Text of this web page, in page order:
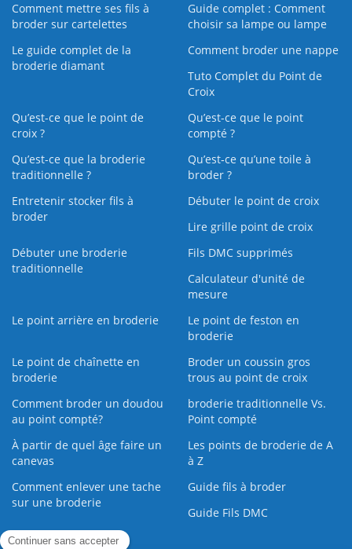
Comment mettre ses fils à
broder sur cartelettes
Guide complet : Comment
choisir sa lampe ou lampe
Le guide complet de la
broderie diamant
Comment broder une nappe
Tuto Complet du Point de
Croix
Qu’est-ce que le point de
croix ?
Qu’est-ce que le point
compté ?
Qu’est-ce que la broderie
traditionnelle ?
Qu’est‑ce qu’une toile à
broder ?
Entretenir stocker fils à
broder
Débuter le point de croix
Lire grille point de croix
Débuter une broderie
traditionnelle
Fils DMC supprimés
Calculateur d'unité de
mesure
Le point arrière en broderie
Le point de feston en
broderie
Le point de chaînette en
broderie
Broder un coussin gros
trous au point de croix
Comment broder un doudou
au point compté?
broderie traditionnelle Vs.
Point compté
À partir de quel âge faire un
canevas
Les points de broderie de A
à Z
Comment enlever une tache
sur une broderie
Guide fils à broder
Guide Fils DMC
Guide de la Broderie